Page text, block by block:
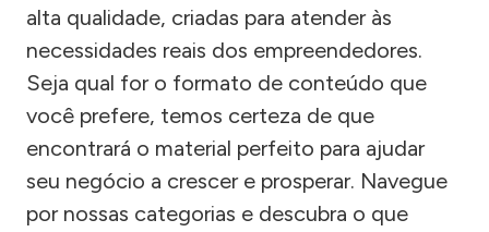
alta qualidade, criadas para atender às
necessidades reais dos empreendedores.
Seja qual for o formato de conteúdo que
você prefere, temos certeza de que
encontrará o material perfeito para ajudar
seu negócio a crescer e prosperar. Navegue
por nossas categorias e descubra o que